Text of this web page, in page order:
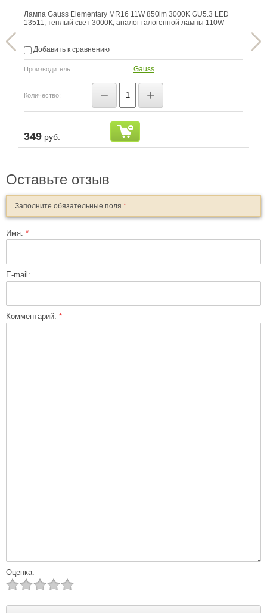
Лампа Gauss Elementary MR16 11W 850lm 3000K GU5.3 LED
13511, теплый свет 3000К, аналог галогенной лампы 110W
Добавить к сравнению
Производитель Gauss
Количество: − +
349 руб.
Оставьте отзыв
Заполните обязательные поля *
Имя: *
E-mail:
Комментарий: *
Оценка: